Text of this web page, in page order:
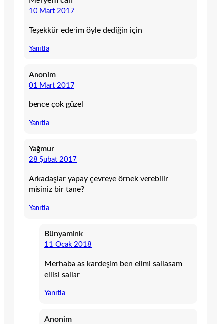
10 Mart 2017
Teşekkür ederim öyle dediğin için
Yanıtla
Anonim
01 Mart 2017
bence çok güzel
Yanıtla
Yağmur
28 Şubat 2017
Arkadaşlar yapay çevreye örnek verebilir
misiniz bir tane?
Yanıtla
Bünyamink
11 Ocak 2018
Merhaba as kardeşim ben elimi sallasam
ellisi sallar
Yanıtla
Anonim